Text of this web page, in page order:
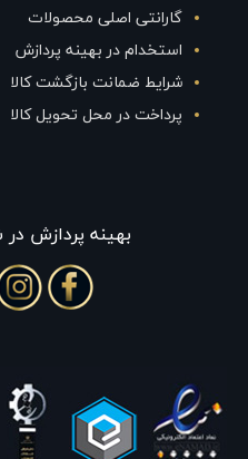
گارانتی اصلی محصولات
استخدام در بهینه پردازش
شرایط ضمانت بازگشت کالا
پرداخت در محل تحویل کالا
بهينه پردازش